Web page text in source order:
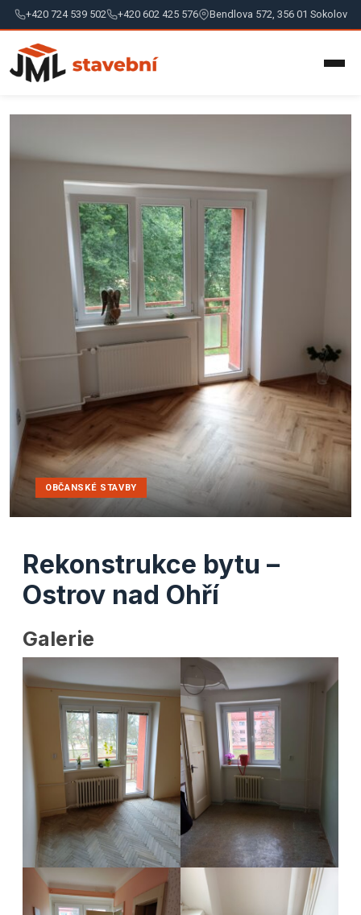
+420 724 539 502 +420 602 425 576 Bendlova 572, 356 01 Sokolov
OBČANSKÉ STAVBY
Rekonstrukce bytu –
Ostrov nad Ohří
Galerie